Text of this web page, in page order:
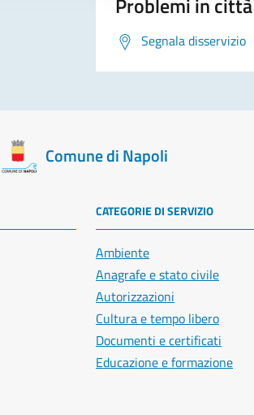
Segnala disservizio
Comune di Napoli
CATEGORIE DI SERVIZIO
Ambiente
Anagrafe e stato civile
Autorizzazioni
Cultura e tempo libero
Documenti e certificati
Educazione e formazione